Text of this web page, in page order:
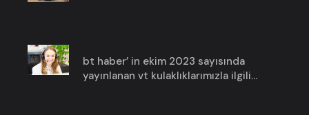
bt haber’ in ekim 2023 sayısında
yayınlanan vt kulaklıklarımızla ilgili